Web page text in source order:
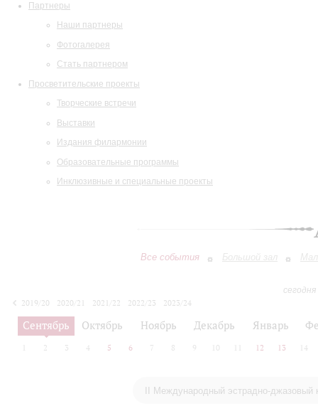
Партнеры
Наши партнеры
Фотогалерея
Стать партнером
Просветительские проекты
Творческие встречи
Выставки
Издания филармонии
Образовательные программы
Инклюзивные и специальные проекты
Все события Большой зал
2019/20
2020/21 2021/22 2022/23
2023/24
2024/25
2025/26
Сентябрь Октябрь Ноябрь Декабрь Январь
2 3 4 5 6 7 8 9 10 12 13 14
II Международный эстрадно-джазовый